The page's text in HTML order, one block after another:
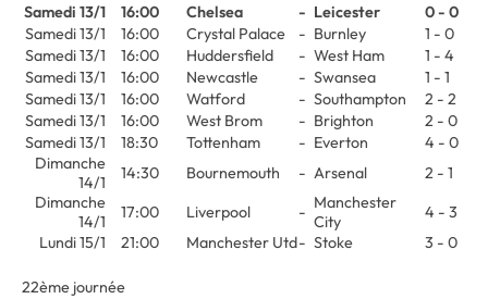
Samedi 13/1 16:00 Chelsea - Leicester
0 - 0
Samedi 13/1
16:00 Crystal Palace - Burnley
1 - 0
Samedi 13/1
16:00 Huddersfield - West Ham
1 - 4
Samedi 13/1
16:00 Newcastle - Swansea
1 - 1
Samedi 13/1
16:00 Watford - Southampton
2 - 2
Samedi 13/1
16:00 West Brom - Brighton
2 - 0
Samedi 13/1
18:30 Tottenham - Everton
4 - 0
Dimanche
14/1
14:30 Bournemouth - Arsenal
2 - 1
Dimanche
14/1
17:00 Liverpool - Manchester
City
4 - 3
Lundi 15/1
21:00 Manchester Utd- Stoke 3 - 0
22ème journée